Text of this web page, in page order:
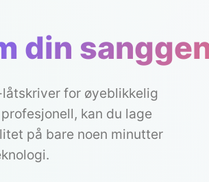
din
for øyeblikkelig
kan du lage
på bare noen minutter